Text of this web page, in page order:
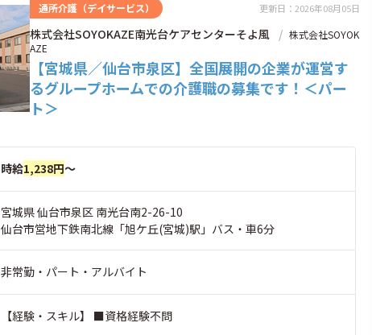
通所介護（デイサービス） 更新日：2026年08月05日
株式会社SOYOKAZE南光台ケアセンターそよ風
株式会社SOYOK
AZE
【宮城県／仙台市泉区】全国展開の企業が運営す
るグループホームでの介護職の募集です！＜パー
ト＞
時給1,238円～
宮城県 仙台市泉区 南光台南2-26-10
仙台市営地下鉄南北線「旭ケ丘(宮城)駅」バス・車6分
非常勤・パート・アルバイト
【経験・スキル】 ■資格経験不問